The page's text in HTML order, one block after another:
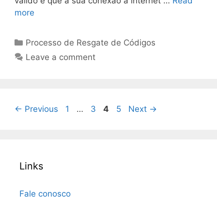
more
Categories
Processo de Resgate de Códigos
Leave a comment
← Previous Page
1 … Page
3 Page
4 Page
5 Next →
Links
Fale conosco